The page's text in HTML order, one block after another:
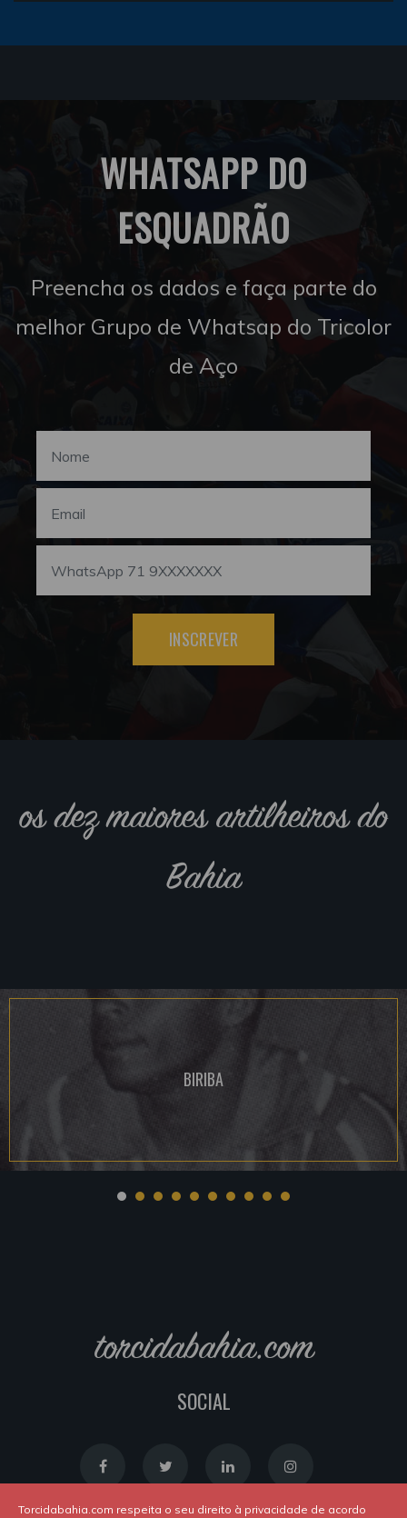
WHATSAPP DO
ESQUADRÃO
Preencha os dados e faça parte do
melhor Grupo de Whatsap do Tricolor
de Aço
INSCREVER
os dez maiores artilheiros do
Bahia
BIRIBA
torcidabahia.com
SOCIAL
Torcidabahia.com respeita o seu direito à privacidade de acordo